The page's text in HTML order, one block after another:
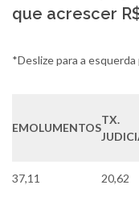
que acrescer
*Deslize para a
EMOLUMENTOS
TX.
37,11 20,62